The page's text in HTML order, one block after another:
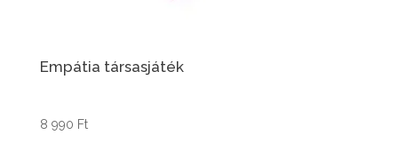
Empátia társasjáték
8 990 Ft